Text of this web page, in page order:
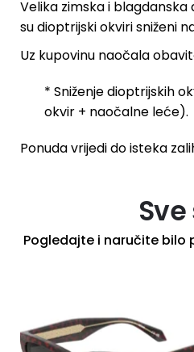
Velika zimska i
su dioptrijski okviri sniženi
Uz kupovinu naočala
* Sniženje dioptrijskih
okvir + naočalne leće).
Ponuda vrijedi do isteka
Pogledajte i naručite bilo